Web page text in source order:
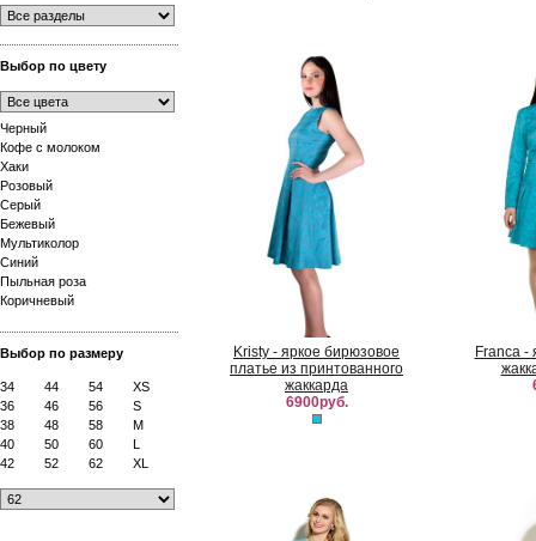
Выбор по цвету
Черный
Кофе с молоком
Хаки
Розовый
Серый
Бежевый
Мультиколор
Синий
Пыльная роза
Коричневый
Выбор по размеру
34 44 54
XS
36
46 56
S
38
48 58
M
40
50 60
L
42
52 62 XL
Kristy - яркое бирюзовое
платье из принтованного
жаккарда
6900руб.
Franca -